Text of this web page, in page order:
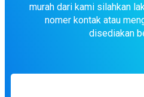
murah dari kami silahkan
nomer kontak atau
disediakan